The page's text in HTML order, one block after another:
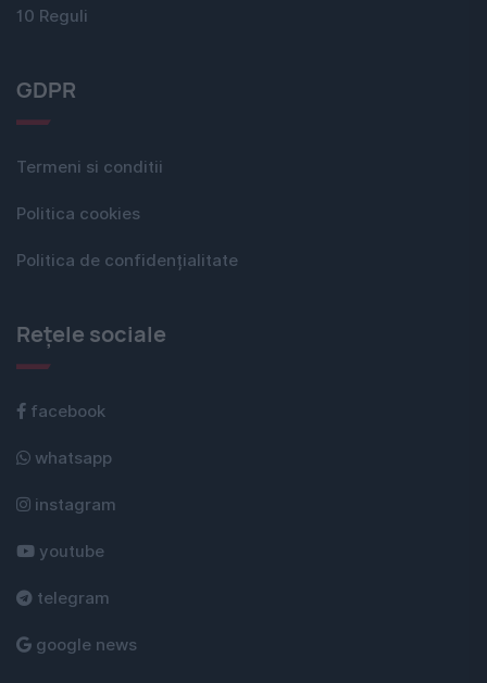
10 Reguli
GDPR
Termeni si conditii
Politica cookies
Politica de confidențialitate
Rețele sociale
facebook
whatsapp
instagram
youtube
telegram
google news